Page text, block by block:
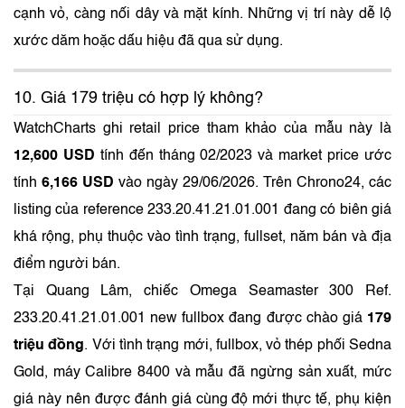
cạnh vỏ, càng nối dây và mặt kính. Những vị trí này dễ lộ
xước dăm hoặc dấu hiệu đã qua sử dụng.
10. Giá 179 triệu có hợp lý không?
WatchCharts ghi retail price tham khảo của mẫu này là
12,600 USD tính đến tháng 02/2023 và market price ước
tính 6,166 USD vào ngày 29/06/2026. Trên Chrono24, các
listing của reference 233.20.41.21.01.001 đang có biên giá
khá rộng, phụ thuộc vào tình trạng, fullset, năm bán và địa
điểm người bán.
Tại Quang Lâm, chiếc Omega Seamaster 300 Ref.
233.20.41.21.01.001 new fullbox đang được chào giá 179
triệu đồng. Với tình trạng mới, fullbox, vỏ thép phối Sedna
Gold, máy Calibre 8400 và mẫu đã ngừng sản xuất, mức
giá này nên được đánh giá cùng độ mới thực tế, phụ kiện